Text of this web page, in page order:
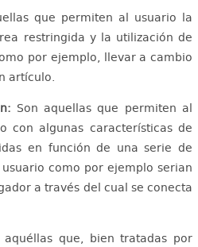
que permiten al usuario la
restringida y la utilización de
por ejemplo, llevar a cambio
artículo.
Son aquellas que permiten al
con algunas características de
en función de una serie de
como por ejemplo serian
a través del cual se conecta
aquéllas que, bien tratadas por